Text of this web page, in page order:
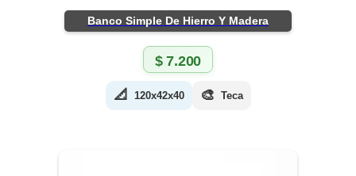
Banco Simple De Hierro Y Madera
$7.200
📐 120x42x40 🎨 Teca